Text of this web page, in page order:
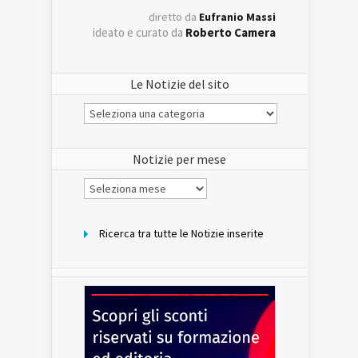
diretto da Eufranio Massi
ideato e curato da Roberto Camera
Le Notizie del sito
Le
Notizie
Notizie per mese
Notizie
per
Ricerca tra tutte le Notizie inserite